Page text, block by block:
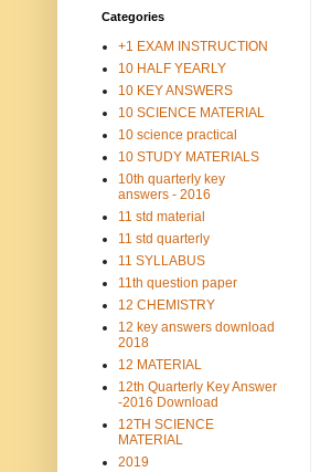
Categories
+1 EXAM INSTRUCTION
10 HALF YEARLY
10 KEY ANSWERS
10 SCIENCE MATERIAL
10 science practical
10 STUDY MATERIALS
10th quarterly key
answers - 2016
11 std material
11 std quarterly
11 SYLLABUS
11th question paper
12 CHEMISTRY
12 key answers download
2018
12 MATERIAL
12th Quarterly Key Answer
-2016 Download
12TH SCIENCE
MATERIAL
2019